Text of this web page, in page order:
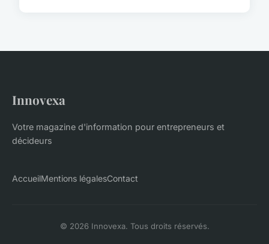
Innovexa
Votre magazine d'information pour entrepreneurs et
décideurs
AccueilMentions légalesContact
© 2026 Innovexa. Tous droits réservés.